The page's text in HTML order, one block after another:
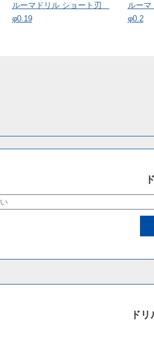
ルーマドリル ショート刃
φ0.19
ルー
φ0.2
ド